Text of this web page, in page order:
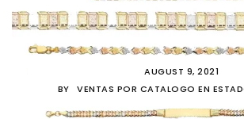
AUGUST 9, 2021
BY
VENTAS POR CATALOGO EN